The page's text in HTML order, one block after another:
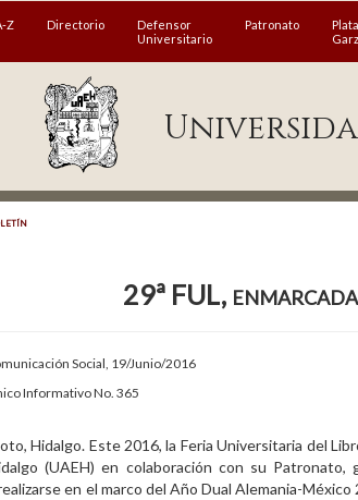
Z Directorio
Defensor
Universitario
Patronato
29ª FUL,
Social, 19/Junio/2016
Informativo No. 365
Hidalgo. Este 2016, la Feria Universitaria del
(UAEH) en colaboración con su
en el marco del Año DualAlemania-México